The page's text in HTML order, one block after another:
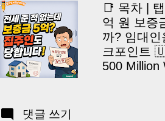
📑 목차 |
억 원 보증
까? 임대
크포인트
500 Million
근에는 집
댓글 쓰기